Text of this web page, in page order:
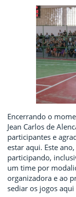
Encerrando o
Jean Carlos de
participantes e
estar aqui. Este
participando,
um time por
organizadora e ao
sediar os jogos